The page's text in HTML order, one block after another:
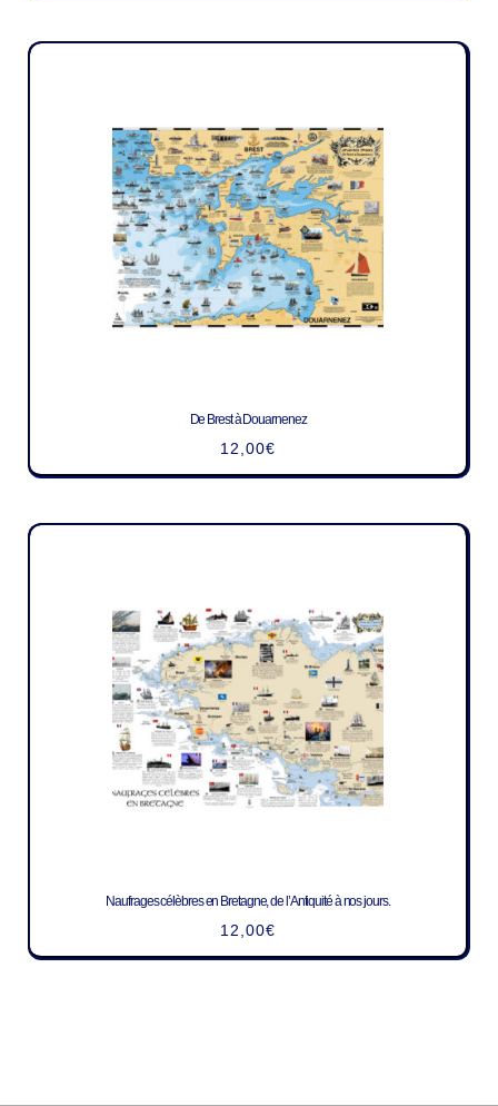
De Brest à Douarnenez
12,00€
Naufrages célèbres en Bretagne, de l’Antiquité à nos jours.
12,00€